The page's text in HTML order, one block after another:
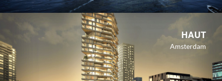
HAUT
Amsterdam